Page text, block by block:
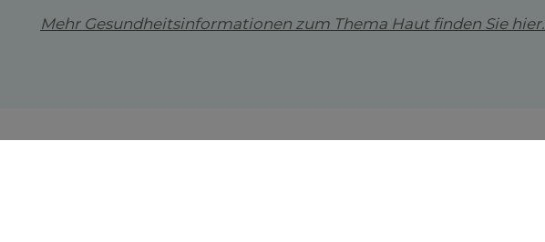
Mehr Gesundheitsinformationen zum Thema Haut finden Sie hier.